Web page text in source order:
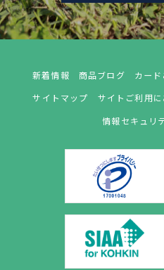
新着情報 商品ブログ カー
サイトマップ
サイトご利用
情報セキュリ